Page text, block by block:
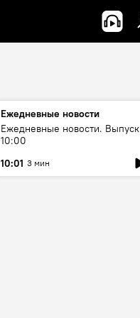
Ежедневные новости
Ежедневные новости. Выпуск
10:00
10:01 3 мин